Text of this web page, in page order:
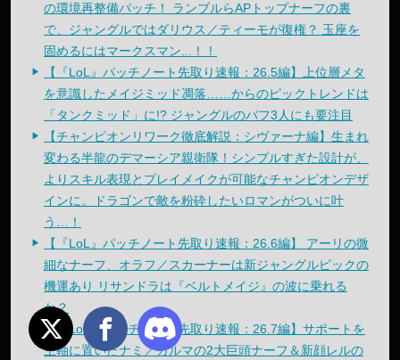
の環境再整備パッチ！ ランブルらAPトップナーフの裏
で、ジャングルではダリウス／ティーモが復権？ 玉座を
固めるにはマークスマン...！！
【『LoL』パッチノート先取り速報：26.5編】上位層メタ
を意識したメイジミッド凋落……からのピックトレンドは
「タンクミッド」に!? ジャングルのバフ3人にも要注目
【チャンピオンリワーク徹底解説：シヴァーナ編】生まれ
変わる半龍のデマーシア親衛隊！シンプルすぎた設計が、
よりスキル表現とプレイメイクが可能なチャンピオンデザ
インに。ドラゴンで敵を粉砕したいロマンがついに叶
う…！
【『LoL』パッチノート先取り速報：26.6編】 アーリの微
細なナーフ、オラフ／スカーナーは新ジャングルピックの
機運あり リサンドラは『ベルトメイジ』の波に乗れる
か？
【『LoL』パッチノート先取り速報：26.7編】サポートを
主軸に置いたナミ／カルマの2大巨頭ナーフ＆新顔レルの